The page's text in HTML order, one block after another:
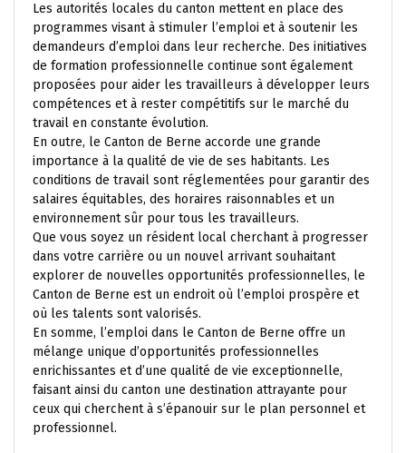
Les autorités locales du canton mettent en place des
programmes visant à stimuler l’emploi et à soutenir les
demandeurs d’emploi dans leur recherche. Des initiatives
de formation professionnelle continue sont également
proposées pour aider les travailleurs à développer leurs
compétences et à rester compétitifs sur le marché du
travail en constante évolution.
En outre, le Canton de Berne accorde une grande
importance à la qualité de vie de ses habitants. Les
conditions de travail sont réglementées pour garantir des
salaires équitables, des horaires raisonnables et un
environnement sûr pour tous les travailleurs.
Que vous soyez un résident local cherchant à progresser
dans votre carrière ou un nouvel arrivant souhaitant
explorer de nouvelles opportunités professionnelles, le
Canton de Berne est un endroit où l’emploi prospère et
où les talents sont valorisés.
En somme, l’emploi dans le Canton de Berne offre un
mélange unique d’opportunités professionnelles
enrichissantes et d’une qualité de vie exceptionnelle,
faisant ainsi du canton une destination attrayante pour
ceux qui cherchent à s’épanouir sur le plan personnel et
professionnel.